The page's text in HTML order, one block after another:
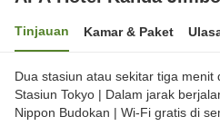
Tinjauan Kamar & Paket
Dua stasiun atau sekitar tiga menit
Stasiun Tokyo | Dalam jarak
Nippon Budokan | Wi-Fi gratis di